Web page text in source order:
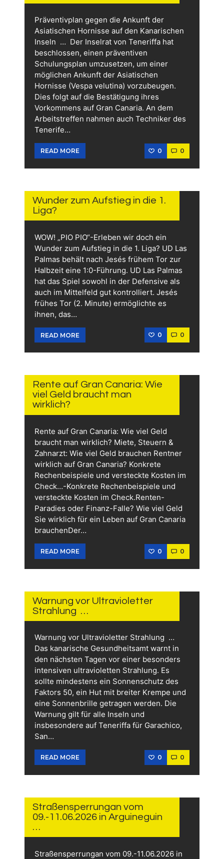
Präventivplan gegen die Ankunft der
Asiatischen Hornisse auf den Kanarischen
Inseln … Der Inselrat von Teneriffa hat
beschlossen, einen präventiven
Schulungsplan umzusetzen, um einer
möglichen Ankunft der Asiatischen
Hornisse (Vespa velutina) vorzubeugen.
Dies folgt auf die Bestätigung ihres
Vorkommens auf Gran Canaria. An dem
Arbeitstreffen nahmen auch Techniker des
Tenerife…
READ MORE 0 0
Wunder zum Aufstieg in die 1.
Liga?
WOW! „PIO PIO“-Erleben wir doch ein
Wunder zum Aufstieg in die 1. Liga? UD Las
Palmas behält nach Jesés frühem Tor zur
Halbzeit eine 1:0-Führung. UD Las Palmas
hat das Spiel sowohl in der Defensive als
auch im Mittelfeld gut kontrolliert. Jesés
frühes Tor (2. Minute) ermöglichte es
ihnen, das…
READ MORE 0 0
2026
Rente auf Gran Canaria: Wie
viel Geld braucht man
wirklich?
Rente auf Gran Canaria: Wie viel Geld
braucht man wirklich? Miete, Steuern &
Zahnarzt: Wie viel Geld brauchen Rentner
wirklich auf Gran Canaria? Konkrete
Rechenbeispiele und versteckte Kosten im
Check…-Konkrete Rechenbeispiele und
versteckte Kosten im Check.Renten-
Paradies oder Finanz-Falle? Wie viel Geld
Sie wirklich für ein Leben auf Gran Canaria
brauchenDer…
READ MORE 0 0
Warnung vor Ultravioletter
Strahlung …
Warnung vor Ultravioletter Strahlung …
Das kanarische Gesundheitsamt warnt in
den nächsten Tagen vor einer besonders
intensiven ultravioletten Strahlung. Es
sollte mindestens ein Sonnenschutz des
Faktors 50, ein Hut mit breiter Krempe und
eine Sonnenbrille getragen werden. Die
Warnung gilt für alle Inseln und
insbesondere auf Teneriffa für Garachico,
San…
READ MORE 0 0
2026
Straßensperrungan vom
09.-11.06.2026 in Arguineguin
…
Straßensperrungan vom 09.-11.06.2026 in